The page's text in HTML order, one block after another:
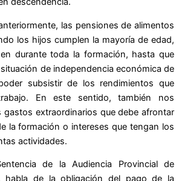
las pensiones de alimentos
los hijos cumplen la mayoría de edad,
durante toda la formación, hasta que
de independencia económica de
subsistir de los rendimientos que
En este sentido, también nos
extraordinarios que debe afrontar
la formación o intereses que tengan los
actividades.
de la Audiencia Provincial de
habla de la obligación del pago de la